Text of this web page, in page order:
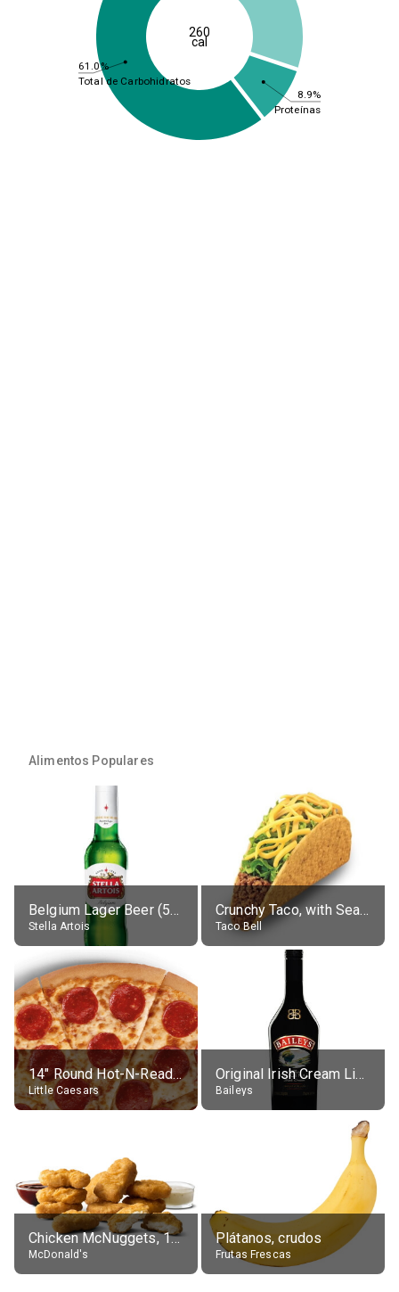
8.9%
61.0%
Proteínas
Total de Carbohidratos
260
cal
Alimentos Populares
Belgium Lager Beer (5% alc.)
Stella Artois
Crunchy Taco, with Seasoned Beef
Taco Bell
14" Round Hot-N-Ready Pepperoni Pizza
Little Caesars
Original Irish Cream Liqueur (17% alc.)
Baileys
Chicken McNuggets, 10 pieces, without sauce
McDonald's
Plátanos, crudos
Frutas Frescas